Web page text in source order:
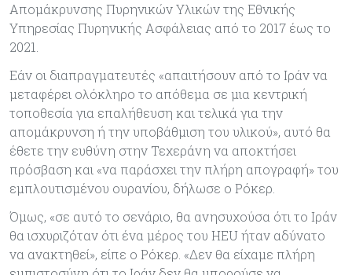
Απομάκρυνσης Πυρηνικών Υλικών της Εθνικής
Υπηρεσίας Πυρηνικής Ασφάλειας από το 2017 έως το
2021.
Εάν οι διαπραγματευτές «απαιτήσουν από το Ιράν να
μεταφέρει ολόκληρο το απόθεμα σε μια κεντρική
τοποθεσία για επαλήθευση και τελικά για την
απομάκρυνση ή την υποβάθμιση του υλικού», αυτό θα
έθετε την ευθύνη στην Τεχεράνη να αποκτήσει
πρόσβαση και «να παράσχει την πλήρη απογραφή» του
εμπλουτισμένου ουρανίου, δήλωσε ο Ρόκερ.
Όμως, «σε αυτό το σενάριο, θα ανησυχούσα ότι το Ιράν
θα ισχυριζόταν ότι ένα μέρος του HEU ήταν αδύνατο
να ανακτηθεί», είπε ο Ρόκερ. «Δεν θα είχαμε πλήρη